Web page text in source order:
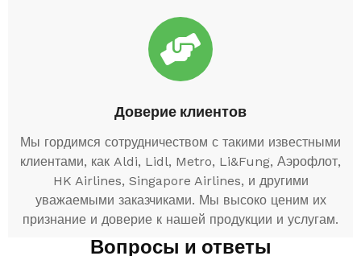
Доверие клиентов
Мы гордимся сотрудничеством с такими известными
клиентами, как Aldi, Lidl, Metro, Li&Fung, Аэрофлот,
HK Airlines, Singapore Airlines, и другими
уважаемыми заказчиками. Мы высоко ценим их
признание и доверие к нашей продукции и услугам.
Вопросы и ответы